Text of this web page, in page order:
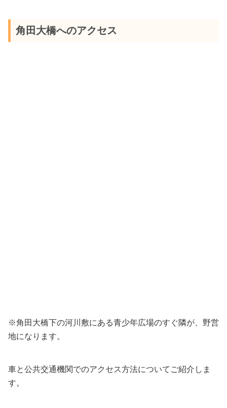
角田大橋へのアクセス
※角田大橋下の河川敷にある青少年広場のすぐ隣が、野営
地になります。
車と公共交通機関でのアクセス方法についてご紹介しま
す。